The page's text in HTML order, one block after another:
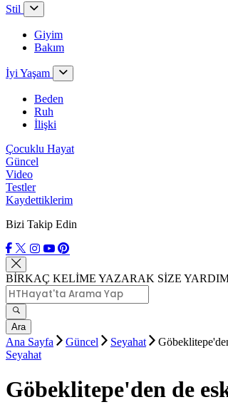
Stil
Giyim
Bakım
İyi Yaşam
Beden
Ruh
İlişki
Çocuklu Hayat
Güncel
Video
Testler
Kaydettiklerim
Bizi Takip Edin
BİRKAÇ KELİME YAZARAK SİZE
Ara
Ana Sayfa Güncel Seyahat
Seyahat
Göbeklitepe'den de